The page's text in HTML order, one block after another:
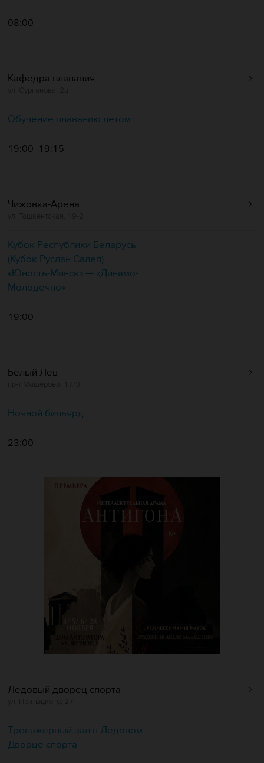
08:00
Кафедра плавания
Обучение плаванию летом
19:00 19:15
Чижовка-Арена
Кубок Республики Беларусь
(Кубок Руслан Салея),
«Юность-Минск» — «Динамо-
Молодечно»
19:00
Белый Лев
Ночной бильярд
23:00
Ледовый дворец спорта
Тренажерный зал в Ледовом
Дворце спорта